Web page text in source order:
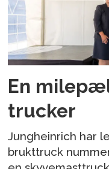
En
trucker
Jungheinrich har
brukttruck